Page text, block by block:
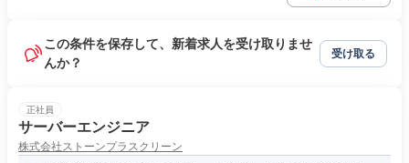
この条件を保存して、新着求人を受け取りませ
んか？
受け取る
正社員
サーバーエンジニア
株式会社ストーンプラスクリーン